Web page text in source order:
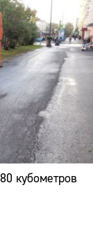
кубометров